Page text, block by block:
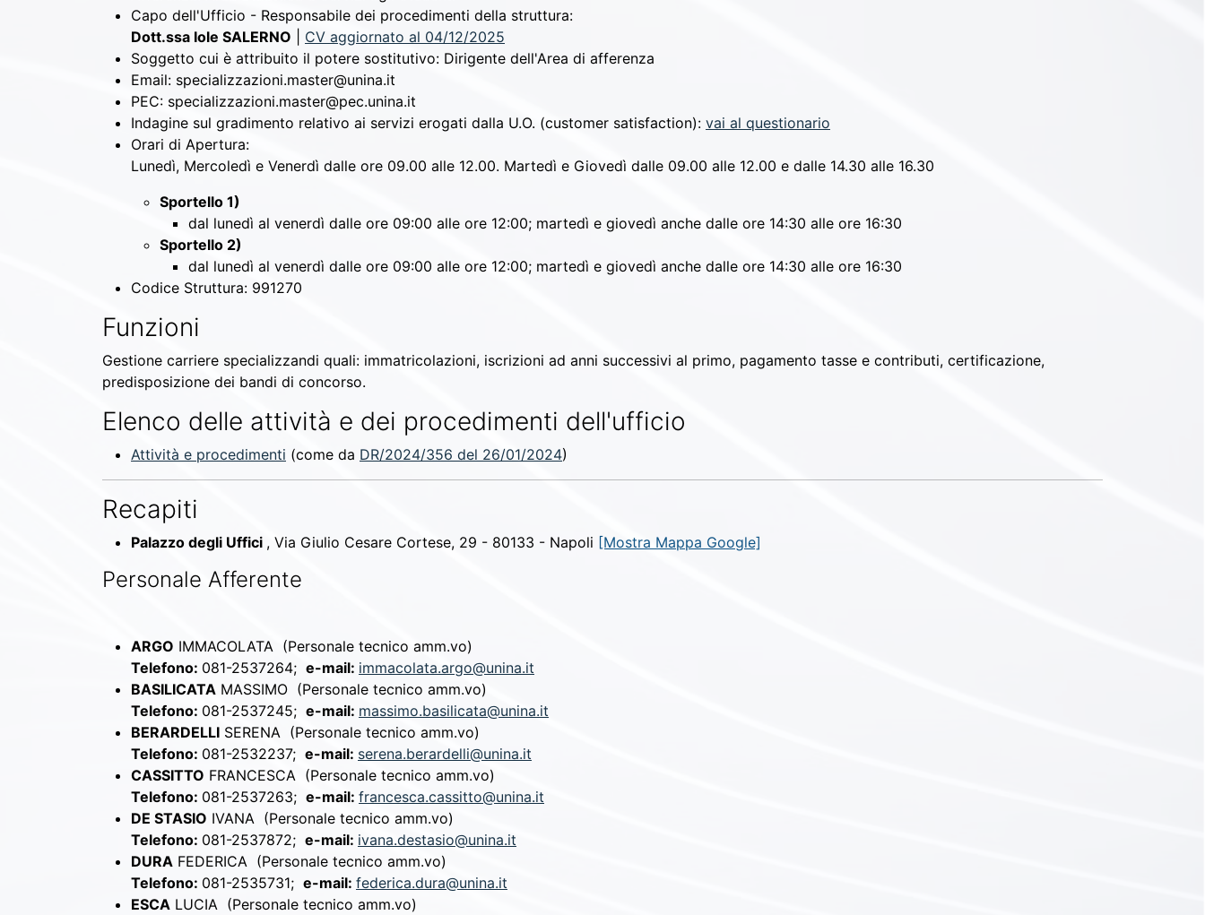
Capo dell'Ufficio - Responsabile dei procedimenti della struttura:
Dott.ssa Iole SALERNO
CV aggiornato al 04/12/2025
Soggetto cui è attribuito il potere sostitutivo: Dirigente dell'Area di afferenza
Email: specializzazioni.master@unina.it
PEC: specializzazioni.master@pec.unina.it
Indagine sul gradimento relativo ai servizi erogati dalla U.O. (customer satisfaction): vai al questionario
Orari di Apertura:
Lunedì, Mercoledì e Venerdì dalle ore 09.00 alle 12.00. Martedì e Giovedì dalle 09.00 alle 12.00 e dalle 14.30 alle 16.30
Sportello 1)
dal lunedì al venerdì dalle ore 09:00 alle ore 12:00; martedì e giovedì anche dalle ore 14:30 alle ore 16:30
Sportello 2)
dal lunedì al venerdì dalle ore 09:00 alle ore 12:00; martedì e giovedì anche dalle ore 14:30 alle ore 16:30
Codice Struttura: 991270
Funzioni
Gestione carriere specializzandi quali: immatricolazioni, iscrizioni ad anni successivi al primo, pagamento tasse e contributi, certificazione,
predisposizione dei bandi di concorso.
Elenco delle attività e dei procedimenti dell'ufficio
Attività e procedimenti (come da DR/2024/356 del 26/01/2024)
Recapiti
Palazzo degli Uffici , Via Giulio Cesare Cortese, 29 - 80133 - Napoli [Mostra Mappa Google]
Personale Afferente
ARGO IMMACOLATA (Personale tecnico amm.vo)
Telefono: 081-2537264; e-mail: immacolata.argo@unina.it
BASILICATA MASSIMO (Personale tecnico amm.vo)
Telefono: 081-2537245; e-mail: massimo.basilicata@unina.it
BERARDELLI SERENA (Personale tecnico amm.vo)
Telefono: 081-2532237; e-mail: serena.berardelli@unina.it
CASSITTO FRANCESCA (Personale tecnico amm.vo)
Telefono: 081-2537263; e-mail: francesca.cassitto@unina.it
DE STASIO IVANA (Personale tecnico amm.vo)
Telefono: 081-2537872; e-mail: ivana.destasio@unina.it
DURA FEDERICA (Personale tecnico amm.vo)
Telefono: 081-2535731; e-mail: federica.dura@unina.it
ESCA LUCIA (Personale tecnico amm.vo)